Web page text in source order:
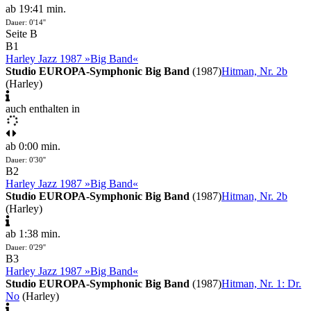
ab 19:41 min.
Dauer: 0'14''
Seite B
B1
Harley Jazz 1987 »Big Band«
Studio EUROPA-Symphonic Big Band (1987)Hitman, Nr. 2b
(Harley)
auch enthalten in
ab 0:00 min.
Dauer: 0'30''
B2
Harley Jazz 1987 »Big Band«
Studio EUROPA-Symphonic Big Band (1987)Hitman, Nr. 2b
(Harley)
ab 1:38 min.
Dauer: 0'29''
B3
Harley Jazz 1987 »Big Band«
Studio EUROPA-Symphonic Big Band (1987)Hitman, Nr. 1: Dr.
No (Harley)